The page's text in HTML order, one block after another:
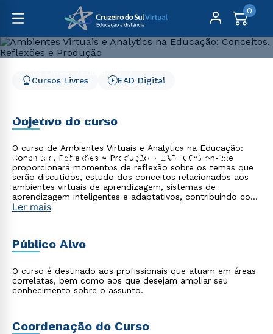
0
Ambientes Virtuais e Analytics na Educação: Conceitos,
Ambientes Virtuais e
Analytics na Educação:
Conceitos, Reflexões e
Produção
Cursos Livres EAD Digital
Objetivo do curso
O curso de Ambientes Virtuais e Analytics na Educação:
Conceitos, Reflexões e Produção - EAD 100% on-line
proporcionará momentos de reflexão sobre os temas que
serão discutidos, estudo dos conceitos relacionados aos
ambientes virtuais de aprendizagem, sistemas de
aprendizagem inteligentes e adaptativos, contribuindo com
sua formação continuada e trajetória profissional.
Ler mais
Público Alvo
O curso é destinado aos profissionais que atuam em áreas
correlatas, bem como aos que desejam ampliar seu
conhecimento sobre o assunto.
Coordenação do Curso